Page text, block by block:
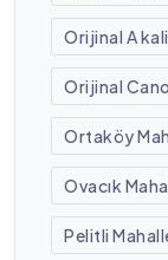
Orijinal A
Orijinal
Ortaköy
Ovacık
Pelitli